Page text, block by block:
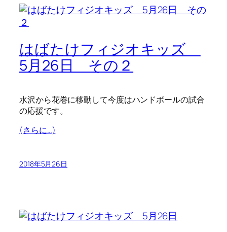
はばたけフィジオキッズ
5月26日 その２
水沢から花巻に移動して今度はハンドボールの試合
の応援です。
(さらに…)
2018年5月26日